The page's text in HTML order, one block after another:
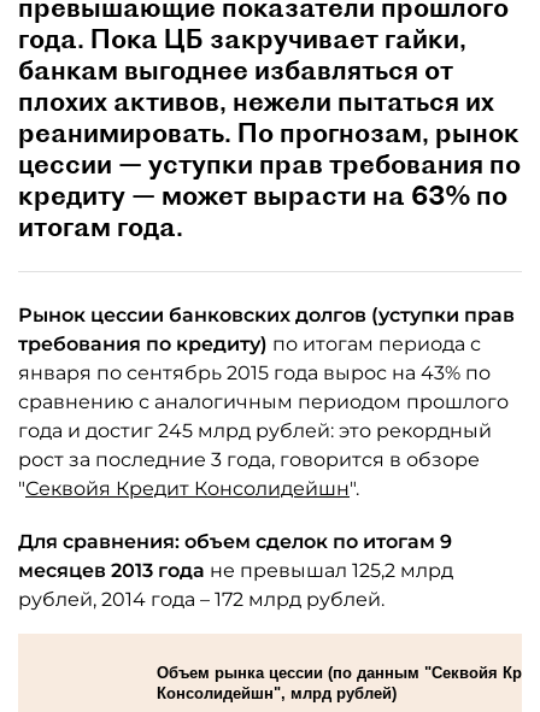
превышающие показатели прошлого
года. Пока ЦБ закручивает гайки,
банкам выгоднее избавляться от
плохих активов, нежели пытаться их
реанимировать. По прогнозам, рынок
цессии — уступки прав требования по
кредиту — может вырасти на 63% по
итогам года.
Рынок цессии банковских долгов (уступки прав
требования по кредиту) по итогам периода с
января по сентябрь 2015 года вырос на 43% по
сравнению с аналогичным периодом прошлого
года и достиг 245 млрд рублей: это рекордный
рост за последние 3 года, говорится в обзоре
"Секвойя Кредит Консолидейшн".
Для сравнения: объем сделок по итогам 9
месяцев 2013 года не превышал 125,2 млрд
рублей, 2014 года – 172 млрд рублей.
Объем рынка цессии (по данным "Секвойя
Консолидейшн", млрд рублей)